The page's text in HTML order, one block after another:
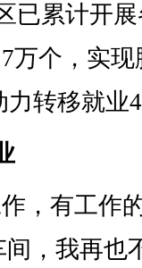
已累计开
万个，实
转移就业
，有工作
，我再也